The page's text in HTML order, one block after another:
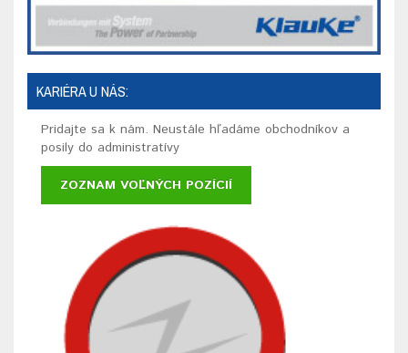
KARIÉRA U NÁS:
Pridajte sa k nám. Neustále hľadáme obchodníkov a
posily do administratívy
ZOZNAM VOĽNÝCH POZÍCIÍ